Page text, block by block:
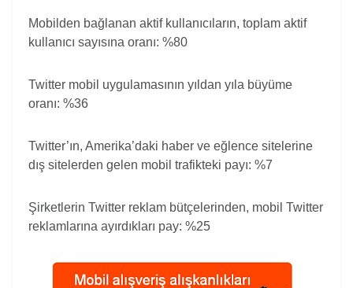
Mobilden bağlanan aktif kullanıcıların, toplam aktif
kullanıcı sayısına oranı: %80
Twitter mobil uygulamasının yıldan yıla büyüme
oranı: %36
Twitter’ın, Amerika’daki haber ve eğlence sitelerine
dış sitelerden gelen mobil trafikteki payı: %7
Şirketlerin Twitter reklam bütçelerinden, mobil Twitter
reklamlarına ayırdıkları pay: %25